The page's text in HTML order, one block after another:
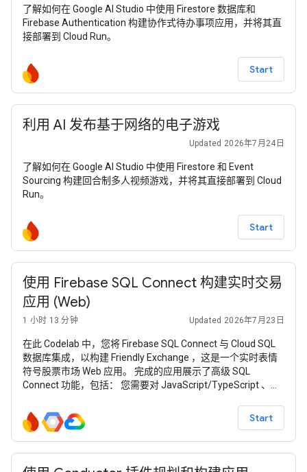
了解如何在 Google AI Studio 中使用 Firestore 数据库和
Firebase Authentication 构建协作式待办事项应用，并将其直
接部署到 Cloud Run。
Start
利用 AI 发布基于网络的电子游戏
Updated 2026年7月24日
了解如何在 Google AI Studio 中使用 Firestore 和 Event
Sourcing 构建回合制多人视频游戏，并将其直接部署到 Cloud
Run。
Start
使用 Firebase SQL Connect 构建实时交易
应用 (Web)
1 小时 13 分钟 Updated 2026年7月23日
在此 Codelab 中，您将 Firebase SQL Connect 与 Cloud SQL
数据库集成，以构建 Friendly Exchange ，这是一个实时表情
符号股票市场 Web 应用。 完成的应用展示了高级 SQL
Connect 功能，包括： 您需要对 JavaScript/TypeScript 、
前端并配置 Cloud SQL 实例以使用高级功能。 （选择
Hosting、Authentication 和
Start